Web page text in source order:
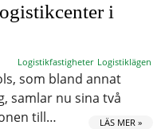
i
Logistikfastigheter Logistiklägen
som bland annat
samlar nu sina två
till…
LÄS MER »